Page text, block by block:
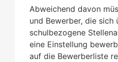
Abweichend davon
und Bewerber, die sich
schulbezogene
eine Einstellung
auf die Bewerberliste